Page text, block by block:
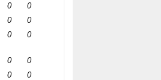
0
0
0
0
0 0
0
0
0
0